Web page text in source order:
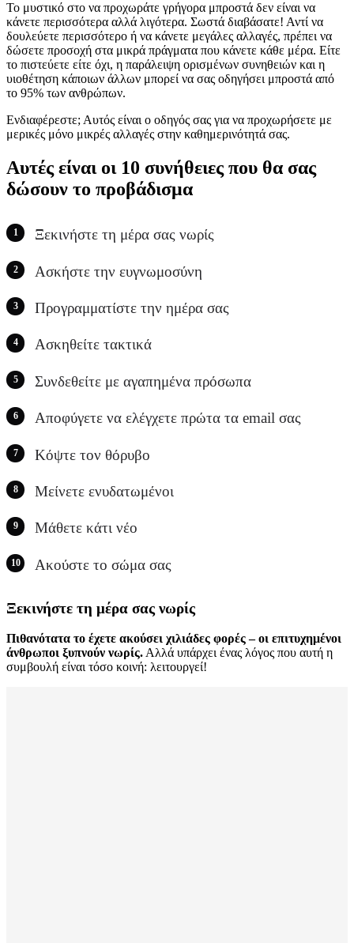
Το μυστικό στο να προχωράτε γρήγορα μπροστά δεν είναι να
κάνετε περισσότερα αλλά λιγότερα. Σωστά διαβάσατε! Αντί να
δουλεύετε περισσότερο ή να κάνετε μεγάλες αλλαγές, πρέπει να
δώσετε προσοχή στα μικρά πράγματα που κάνετε κάθε μέρα. Είτε
το πιστεύετε είτε όχι, η παράλειψη ορισμένων συνηθειών και η
υιοθέτηση κάποιων άλλων μπορεί να σας οδηγήσει μπροστά από
το 95% των ανθρώπων.
Ενδιαφέρεστε; Αυτός είναι ο οδηγός σας για να προχωρήσετε με
μερικές μόνο μικρές αλλαγές στην καθημερινότητά σας.
Αυτές είναι οι 10 συνήθειες που θα σας
δώσουν το προβάδισμα
Ξεκινήστε τη μέρα σας νωρίς
Ασκήστε την ευγνωμοσύνη
Προγραμματίστε την ημέρα σας
Ασκηθείτε τακτικά
Συνδεθείτε με αγαπημένα πρόσωπα
Αποφύγετε να ελέγχετε πρώτα τα email σας
Κόψτε τον θόρυβο
Μείνετε ενυδατωμένοι
Μάθετε κάτι νέο
Ακούστε το σώμα σας
Ξεκινήστε τη μέρα σας νωρίς
Πιθανότατα το έχετε ακούσει χιλιάδες φορές – οι επιτυχημένοι
άνθρωποι ξυπνούν νωρίς. Αλλά υπάρχει ένας λόγος που αυτή η
συμβουλή είναι τόσο κοινή: λειτουργεί!